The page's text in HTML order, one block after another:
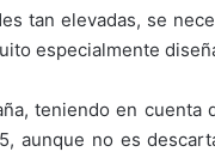
tan elevadas, se
especialmente
teniendo en
aunque no es